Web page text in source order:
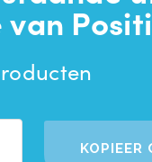
KOPIEER